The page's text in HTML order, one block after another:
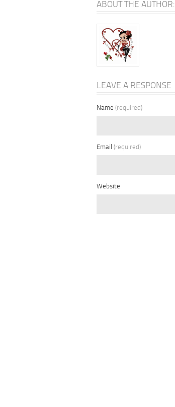
ABOUT THE AUTHOR:
LEAVE A RESPONSE
Name (required)
Email (required)
Website